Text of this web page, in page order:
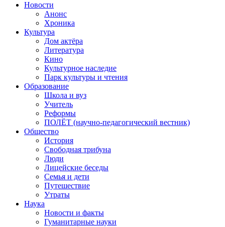
Новости
Анонс
Хроника
Культура
Дом актёра
Литература
Кино
Культурное наследие
Парк культуры и чтения
Образование
Школа и вуз
Учитель
Реформы
ПОЛЁТ (научно-педагогический вестник)
Общество
История
Свободная трибуна
Люди
Лицейские беседы
Семья и дети
Путешествие
Утраты
Наука
Новости и факты
Гуманитарные науки